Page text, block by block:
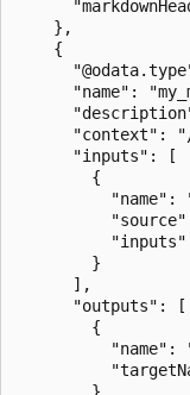
    },
    {
"name":
"context":
      "inputs": [
        {
"name":
        }
      ],
      "outputs": [
        {
"name":
        }